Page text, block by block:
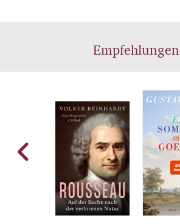
Empfehlungen